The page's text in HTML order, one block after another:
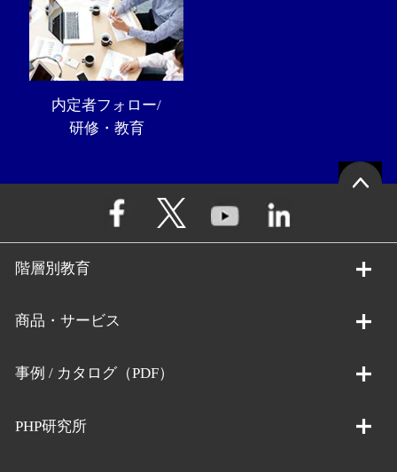
内定者フォロー/
研修・教育
階層別教育
商品・サービス
事例 / カタログ（PDF）
PHP研究所